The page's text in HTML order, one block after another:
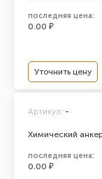
последняя цена:
0.00 ₽
Уточнить цену
Химический
Артикул: -
последняя цена:
0.00 ₽